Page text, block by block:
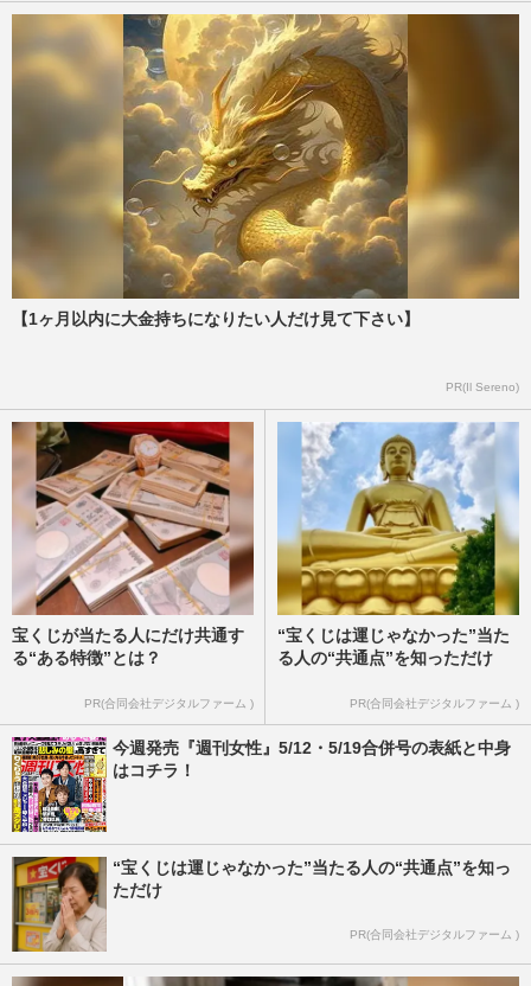
【1ヶ月以内に大金持ちになりたい人だけ見て下さい】
PR(Il Sereno)
宝くじが当たる人にだけ共通す
る“ある特徴”とは？
PR(合同会社デジタルファーム )
“宝くじは運じゃなかった”当た
る人の“共通点”を知っただけ
PR(合同会社デジタルファーム )
今週発売『週刊女性』5/12・5/19合併号の表紙と中身
はコチラ！
“宝くじは運じゃなかった”当たる人の“共通点”を知っ
ただけ
PR(合同会社デジタルファーム )